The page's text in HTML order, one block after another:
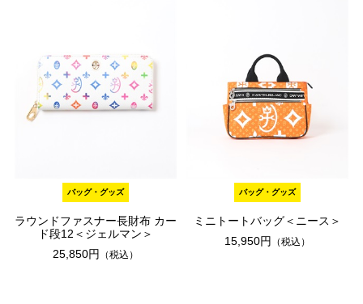
バッグ・グッズ
ラウンドファスナー長財布 カー
ド段12＜ジェルマン＞
25,850円
（税込）
バッグ・グッズ
ミニトートバッグ＜ニース＞
15,950円
（税込）